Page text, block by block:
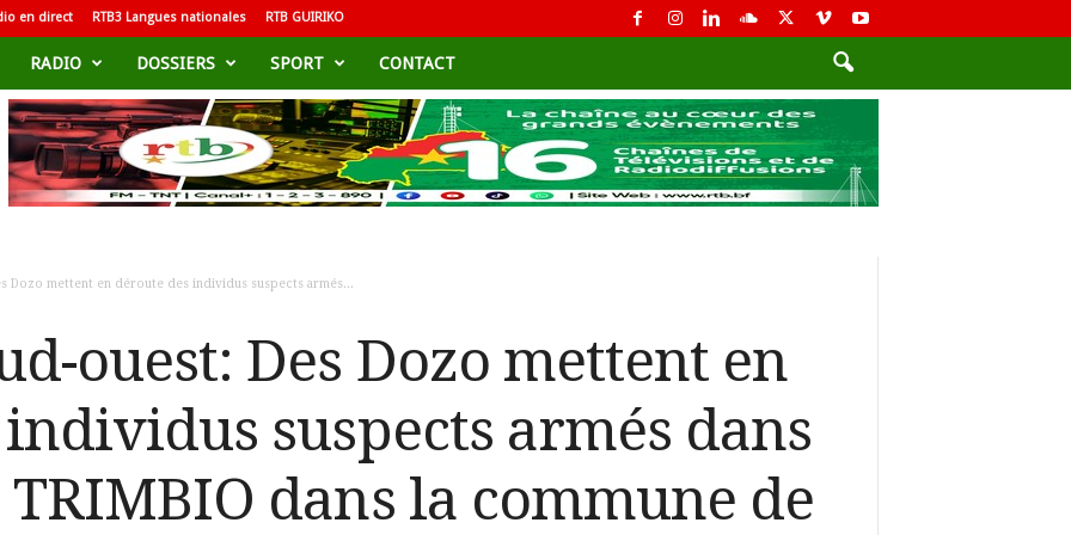
en direct RTB3 Langues nationales RTB GUIRIKO
RADIO DOSSIERS SPORT CONTACT
Dozo mettent en déroute des individus suspects armés...
ouest: Des Dozo mettent en
suspects armés dans
dans la commune de